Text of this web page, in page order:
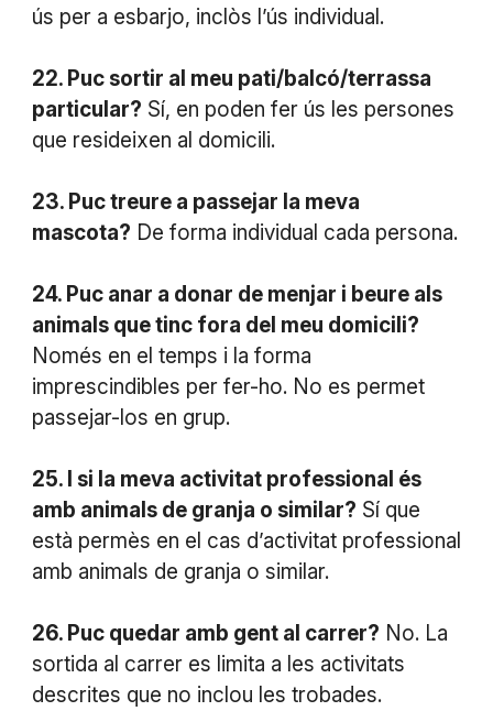
ús per a esbarjo, inclòs l’ús individual.
22. Puc sortir al meu pati/balcó/terrassa
particular? Sí, en poden fer ús les persones
que resideixen al domicili.
23. Puc treure a passejar la meva
mascota? De forma individual cada persona.
24. Puc anar a donar de menjar i beure als
animals que tinc fora del meu domicili?
Només en el temps i la forma
imprescindibles per fer-ho. No es permet
passejar-los en grup.
25. I si la meva activitat professional és
amb animals de granja o similar? Sí que
està permès en el cas d’activitat professional
amb animals de granja o similar.
26. Puc quedar amb gent al carrer? No. La
sortida al carrer es limita a les activitats
descrites que no inclou les trobades.